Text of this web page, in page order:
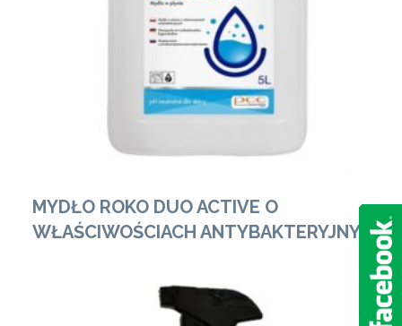
MYDŁO ROKO DUO ACTIVE O
WŁAŚCIWOŚCIACH ANTYBAKTERYJNYCH